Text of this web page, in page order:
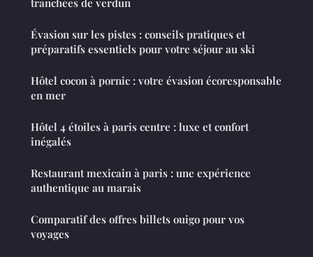
Évasion sur les pistes : conseils pratiques et
préparatifs essentiels pour votre séjour au ski
Hôtel cocon à pornic : votre évasion écoresponsable
en mer
Hôtel 4 étoiles à paris centre : luxe et confort
inégalés
Restaurant mexicain à paris : une expérience
authentique au marais
Comparatif des offres billets ouigo pour vos
voyages